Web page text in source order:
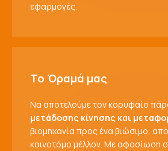
εφαρμογές.
Το Όραμά μας
Να αποτελούμε τον κορυφαίο
μετάδοσης κίνησης και
βιομηχανία προς ένα βιώσιμο,
καινοτόμο μέλλον. Με αφοσίωση